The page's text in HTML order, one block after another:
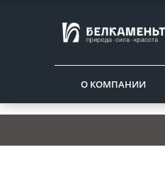
О КОМПАНИИ